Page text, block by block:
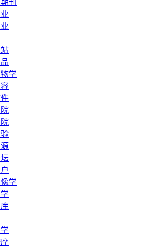
刊
学
像学